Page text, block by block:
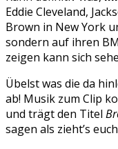
Eddie Cleveland,
Brown in New York
sondern auf ihren
zeigen kann sich
Übelst was die da
ab! Musik zum Clip
und trägt den Titel
sagen als zieht’s